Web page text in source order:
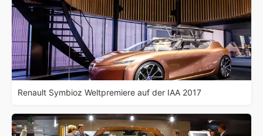
Renault Symbioz Weltpremiere auf der IAA 2017